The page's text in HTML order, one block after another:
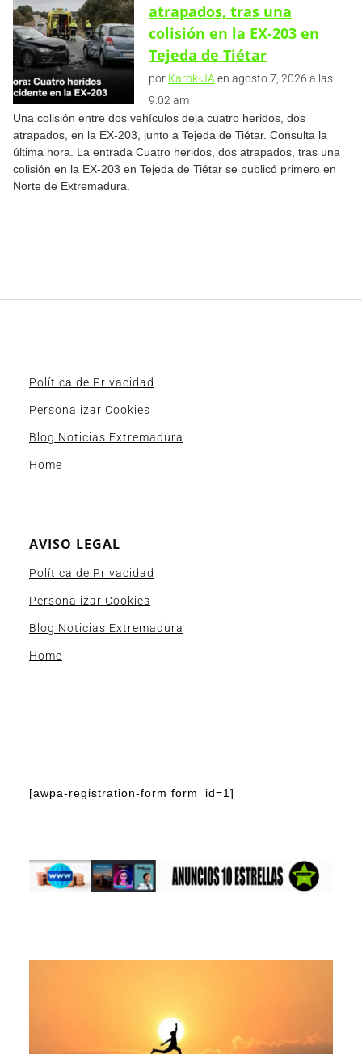
atrapados, tras una
colisión en la EX-203 en
Tejeda de Tiétar
por Karok-JA en agosto 7, 2026 a las
9:02 am
Una colisión entre dos vehículos deja cuatro heridos, dos
atrapados, en la EX-203, junto a Tejeda de Tiétar. Consulta la
última hora. La entrada Cuatro heridos, dos atrapados, tras una
colisión en la EX-203 en Tejeda de Tiétar se publicó primero en
Norte de Extremadura.
Política de Privacidad
Personalizar Cookies
Blog Noticias Extremadura
Home
AVISO LEGAL
Política de Privacidad
Personalizar Cookies
Blog Noticias Extremadura
Home
[awpa-registration-form form_id=1]